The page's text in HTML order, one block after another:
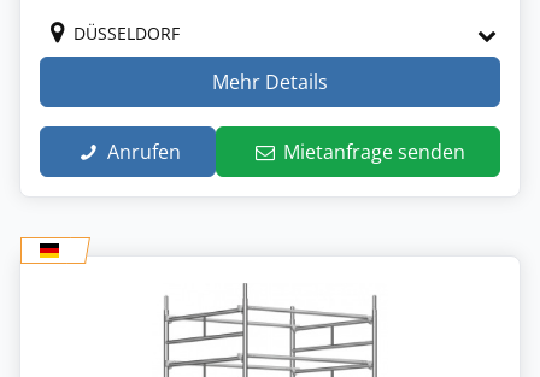
DÜSSELDORF
Mehr Details
Anrufen Mietanfrage senden